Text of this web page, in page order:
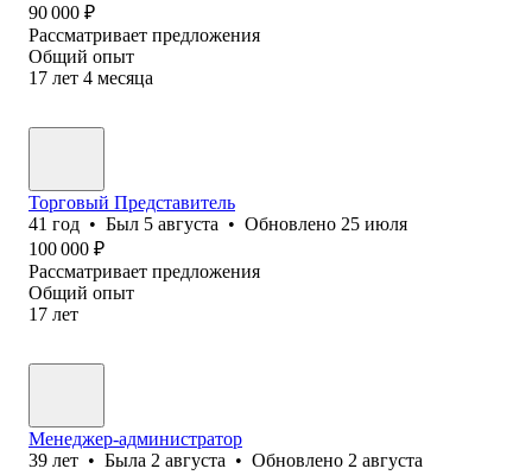
90 000 ₽
Рассматривает предложения
Общий опыт
17 лет 4 месяца
Торговый Представитель
41 год • Был 5 августа • Обновлено 25 июля
100 000 ₽
Рассматривает предложения
Общий опыт
17 лет
Менеджер-администратор
39 лет • Была 2 августа • Обновлено 2 августа